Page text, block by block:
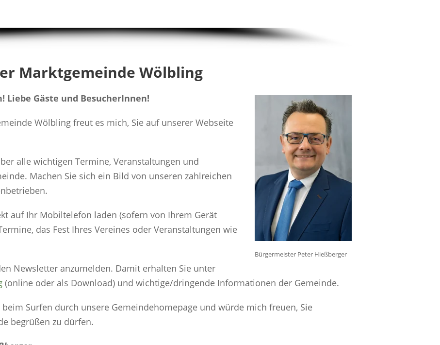
Marktgemeinde Wölbling
Bürgermeister Peter Hießberger
Liebe Gäste und BesucherInnen!
Wölbling freut es mich, Sie auf unserer Webseite
alle wichtigen Termine, Veranstaltungen und
Machen Sie sich ein Bild von unseren zahlreichen
auf Ihr Mobiltelefon laden (sofern von Ihrem Gerät
das Fest Ihres Vereines oder Veranstaltungen wie
Newsletter anzumelden. Damit erhalten Sie unter
(online oder als Download) und wichtige/dringende Informationen der Gemeinde.
Surfen durch unsere Gemeindehomepage und würde mich freuen, Sie
begrüßen zu dürfen.